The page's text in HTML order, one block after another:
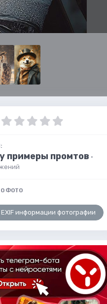
примеры промтов ·
ФОТО
информации фотографии